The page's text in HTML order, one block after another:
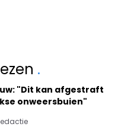
.
"Dit kan afgestraft
onweersbuien"